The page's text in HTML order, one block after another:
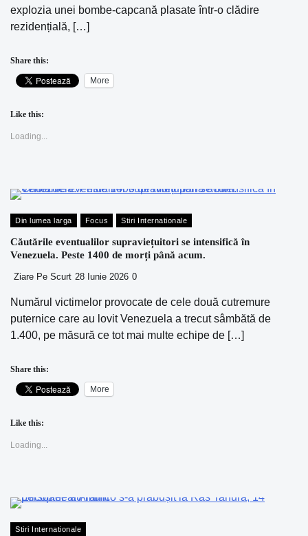
explozia unei bombe-capcană plasate într-o clădire
rezidențială, […]
Share this:
More
Like this:
Loading...
Din lumea larga Focus Stiri Internationale
Căutările eventualilor supraviețuitori se intensifică în
Venezuela. Peste 1400 de morți până acum.
Ziare Pe Scurt 28 Iunie 2026 0
Numărul victimelor provocate de cele două cutremure
puternice care au lovit Venezuela a trecut sâmbătă de
1.400, pe măsură ce tot mai multe echipe de […]
Share this:
More
Like this:
Loading...
Stiri Internationale